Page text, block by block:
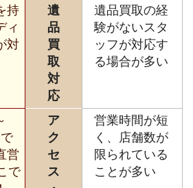
持
ィ
対
遺
品
買
取
対
応
遺品買取の経
験がないスタ
ッフが対応す
る場合が多い
営
で
ア
ク
セ
ス
営業時間が短
く、店舗数が
限られている
ことが多い